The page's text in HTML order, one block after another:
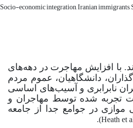
Socio-economic integration, Iranian
با افزایش مهاجرت در دهه‌های
دانشگاهیان، عموم مردم
نابرابری و آسیب‌های اساسی
تجربه شده توسط مهاجران و
موازی در جوامع جدا از جامعه
Heath et
).